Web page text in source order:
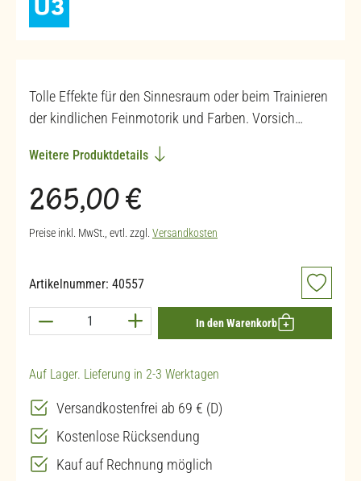
Tolle Effekte für den Sinnesraum oder beim Trainieren
der kindlichen Feinmotorik und Farben. Vorsich…
Weitere Produktdetails
Regulärer Preis:
265,00 €
Preise inkl. MwSt., evtl. zzgl. Versandkosten
Artikelnummer: 40557
Produkt Anzahl: Gib den gewünschten Wert
In den Warenkorb
Auf Lager. Lieferung in 2-3 Werktagen
Versandkostenfrei ab 69 € (D)
Kostenlose Rücksendung
Kauf auf Rechnung möglich